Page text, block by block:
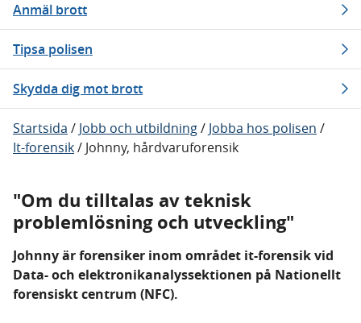
Anmäl brott
Tipsa polisen
Skydda dig mot brott
Startsida / Jobb och utbildning/ Jobba hos polisen /
It-forensik/ Johnny, hårdvaruforensik
"Om du tilltalas av teknisk
problemlösning och utveckling"
Johnny är forensiker inom området it-forensik vid
Data- och elektronikanalyssektionen på Nationellt
forensiskt centrum (NFC).